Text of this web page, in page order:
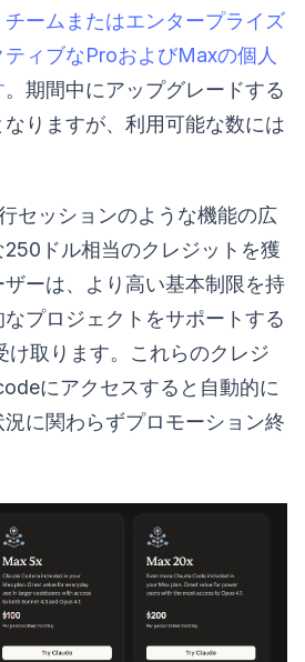
チームまたはエンタープライズ
ィブなProおよびMaxの個人
。期間中にアップグレードする
りますが、利用可能な数には
セッションのような機能の広
ドル相当のクレジットを獲
ーは、より高い基本制限を持
プロジェクトをサポートする
け取ります。これらのクレジ
にアクセスすると自動的に
に関わらずプロモーション終